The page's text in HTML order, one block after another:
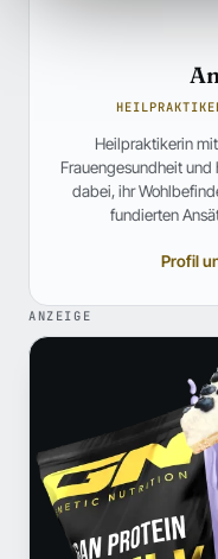
Heilpraktikerin
Frauengesundheit und
dabei, ihr
fundierten
Profil
ANZEIGE